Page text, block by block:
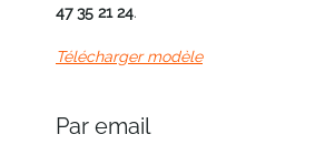
47 35 21 24.
Télécharger modèle
Par email